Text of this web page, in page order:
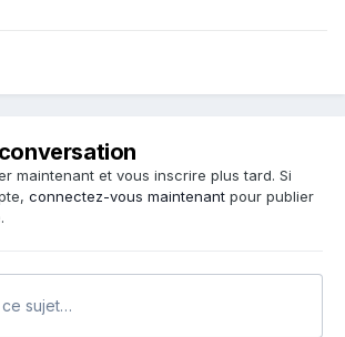
maintenant et vous inscrire plus tard. Si
connectez-vous maintenant pour publier
sujet…